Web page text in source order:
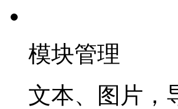
模块管理
文本、图片，